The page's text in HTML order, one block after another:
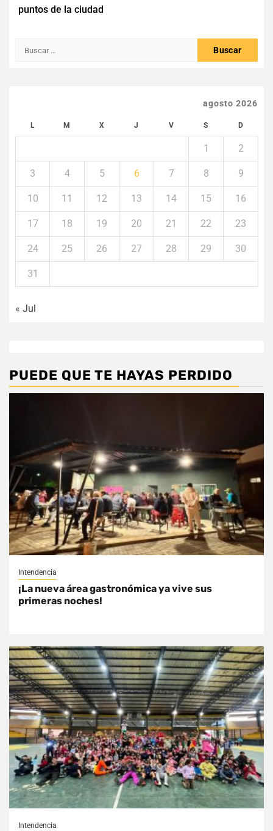
entradas
puntos de la ciudad
Buscar:
agosto 2026
L M X J V S D
1 2
3 4 5 6 7 8 9
10 11 12 13 14 15 16
17 18 19 20 21 22 23
24 25 26 27 28 29 30
31
« Jul
PUEDE QUE TE HAYAS PERDIDO
Intendencia
¡La nueva área gastronómica ya vive sus
primeras noches!
Intendencia